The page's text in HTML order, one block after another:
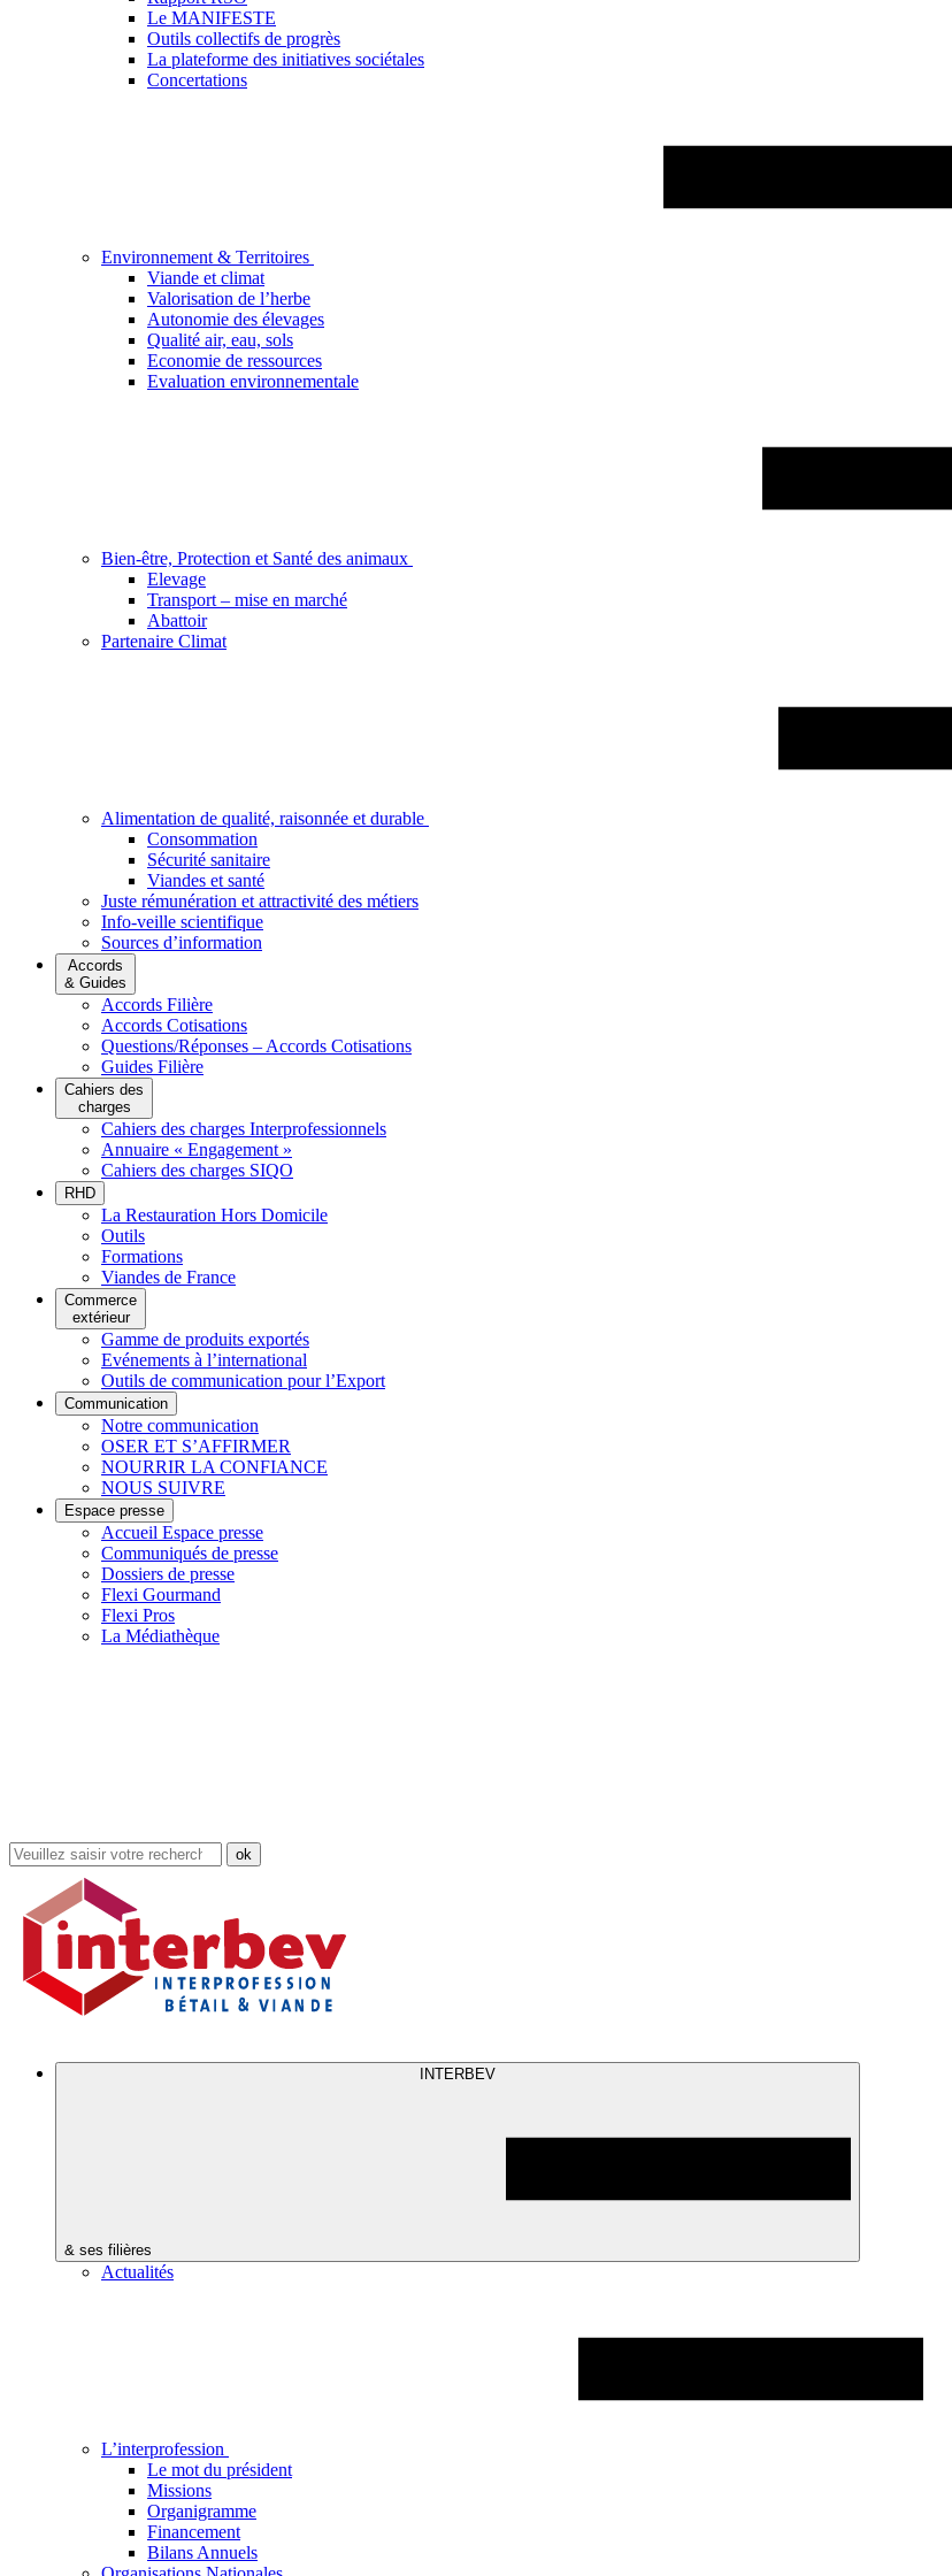
Le MANIFESTE
Outils collectifs de progrès
La plateforme des initiatives sociétales
Concertations
Environnement & Territoires
Viande et climat
Valorisation de l’herbe
Autonomie des élevages
Qualité air, eau, sols
Economie de ressources
Evaluation environnementale
Bien-être, Protection et Santé des animaux
Elevage
Transport – mise en marché
Abattoir
Partenaire Climat
Alimentation de qualité, raisonnée et durable
Consommation
Sécurité sanitaire
Viandes et santé
Juste rémunération et attractivité des métiers
Info-veille scientifique
Sources d’information
Accords
& Guides
Accords Filière
Accords Cotisations
Questions/Réponses – Accords Cotisations
Guides Filière
Cahiers des
charges
Cahiers des charges Interprofessionnels
Annuaire « Engagement »
Cahiers des charges SIQO
RHD
La Restauration Hors Domicile
Outils
Formations
Viandes de France
Commerce
extérieur
Gamme de produits exportés
Evénements à l’international
Outils de communication pour l’Export
Communication
Notre communication
OSER ET S’AFFIRMER
NOURRIR LA CONFIANCE
NOUS SUIVRE
Espace presse
Accueil Espace presse
Communiqués de presse
Dossiers de presse
Flexi Gourmand
Flexi Pros
La Médiathèque
Rechercher
dans
site
INTERBEV
& ses filières
Actualités
L’interprofession
Le mot du président
Missions
Organigramme
Financement
Bilans Annuels